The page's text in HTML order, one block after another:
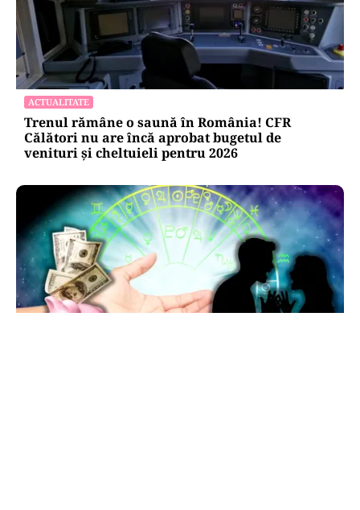
ACTUALITATE
Trenul rămâne o saună în România! CFR
Călători nu are încă aprobat bugetul de
venituri și cheltuieli pentru 2026